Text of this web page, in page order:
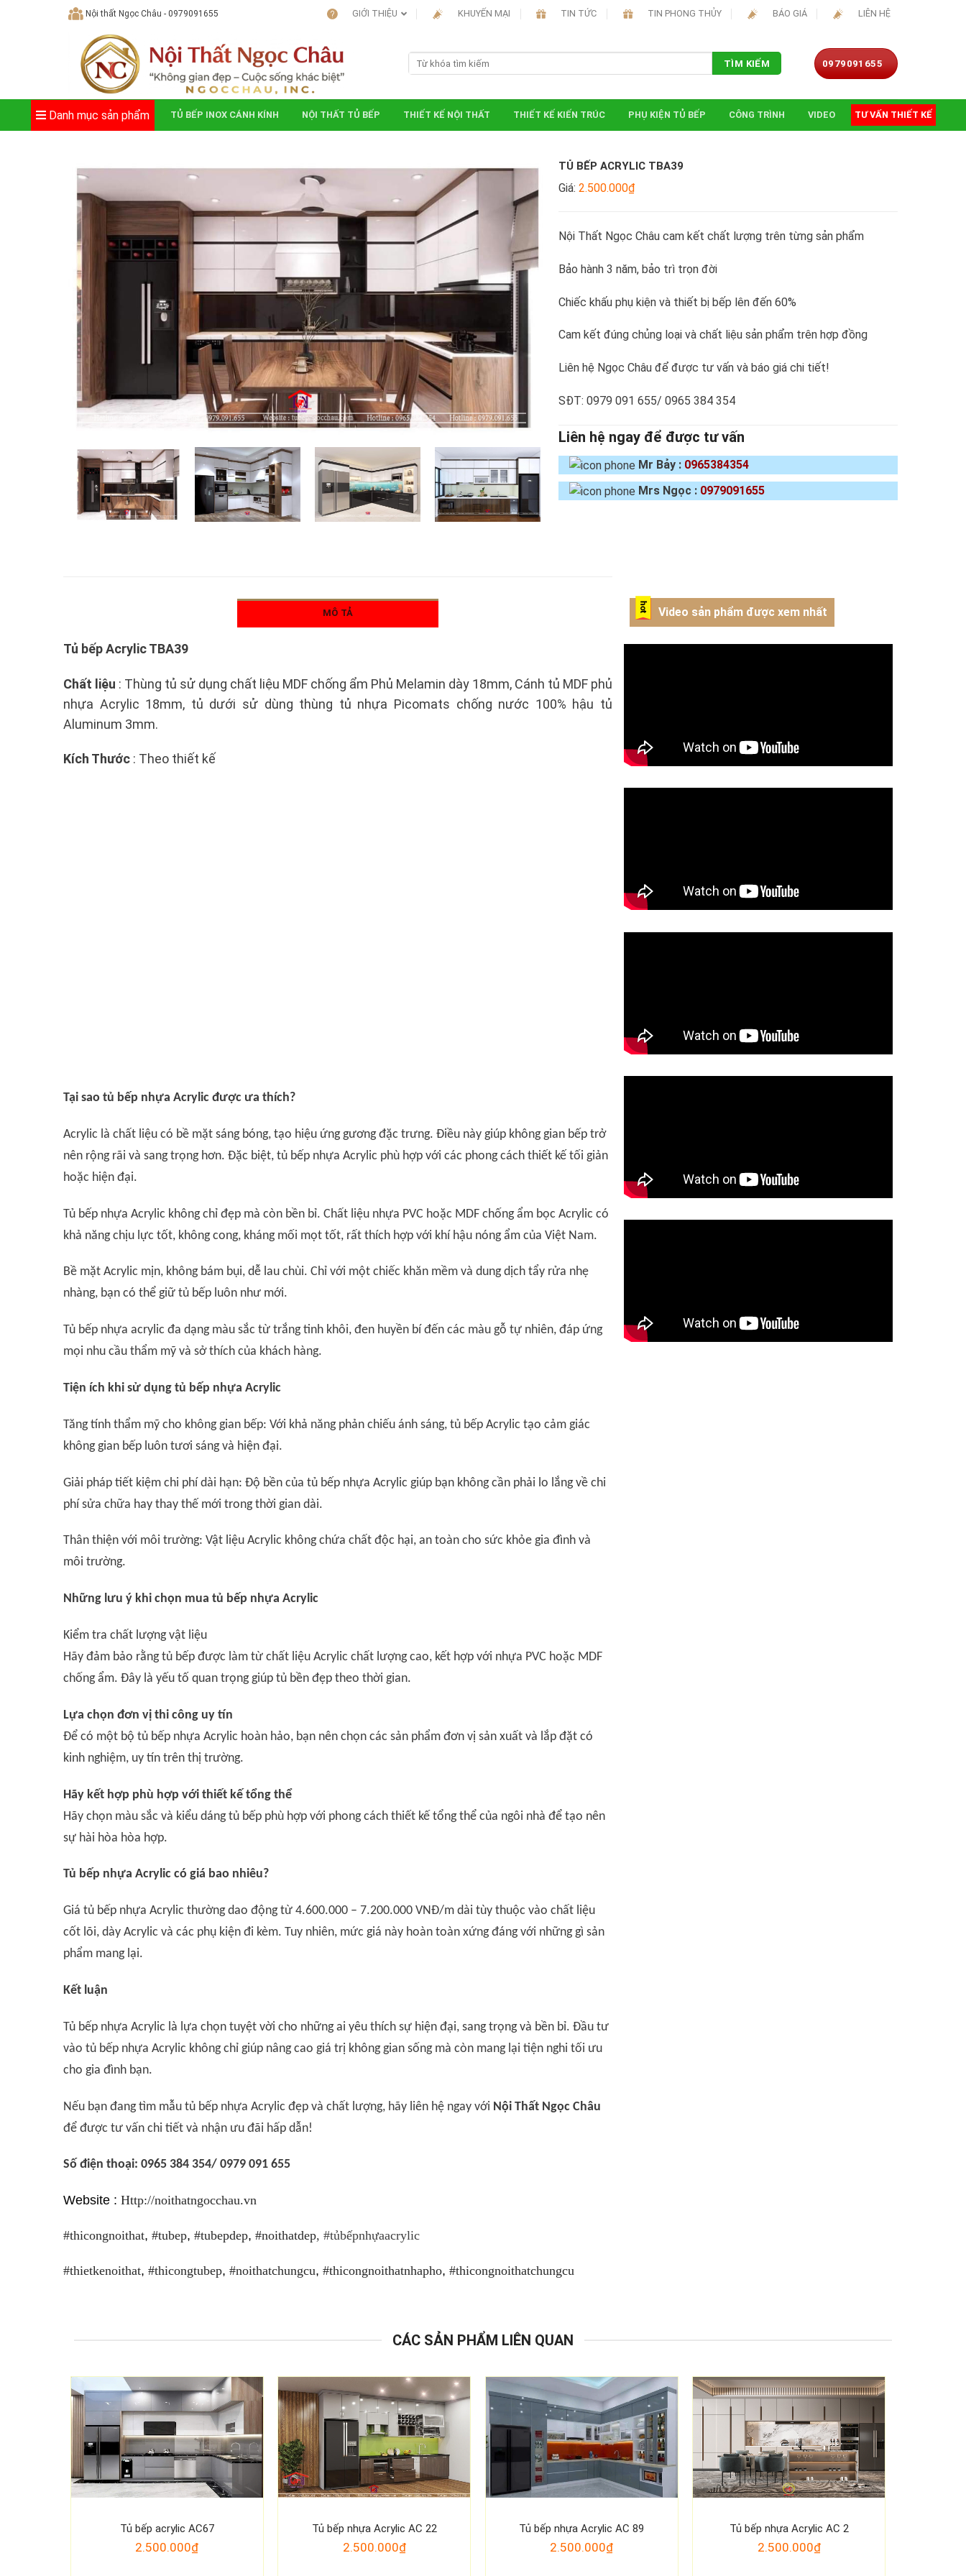
Nội thất Ngọc Châu - 0979091655 GIỚI THIỆU KHUYẾN MẠI TIN TỨC TIN PHONG THỦY BÁO GIÁ LIÊN HỆ
TÌM KIẾM 0979091655
Danh mục sản phẩm TỦ BẾP INOX CÁNH KÍNH NỘI THẤT TỦ BẾP THIẾT KẾ NỘI THẤT THIẾT KẾ KIẾN TRÚC PHỤ KIỆN TỦ BẾP CÔNG TRÌNH VIDEO TƯ VẤN THIẾT KẾ
TỦ BẾP ACRYLIC TBA39
Giá:2.500.000₫
Nội Thất Ngọc Châu cam kết chất lượng trên từng sản phẩm
Bảo hành 3 năm, bảo trì trọn đời
Chiếc khấu phụ kiện và thiết bị bếp lên đến 60%
Cam kết đúng chủng loại và chất liệu sản phẩm trên hợp đồng
Liên hệ Ngọc Châu để được tư vấn và báo giá chi tiết!
SĐT: 0979 091 655/ 0965 384 354
Liên hệ ngay để được tư vấn
Mr Bảy : 0965384354
Mrs Ngọc : 0979091655
MÔ TẢ
Tủ bếp Acrylic TBA39
Chất liệu : Thùng tủ sử dụng chất liệu MDF chống ẩm Phủ Melamin dày 18mm, Cánh tủ MDF phủ
nhựa Acrylic 18mm, tủ dưới sử dùng thùng tủ nhựa Picomats chống nước 100% hậu tủ
Aluminum 3mm.
Kích Thước : Theo thiết kế
Tại sao tủ bếp nhựa Acrylic được ưa thích?
Acrylic là chất liệu có bề mặt sáng bóng, tạo hiệu ứng gương đặc trưng. Điều này giúp không gian bếp trở
nên rộng rãi và sang trọng hơn. Đặc biệt, tủ bếp nhựa Acrylic phù hợp với các phong cách thiết kế tối giản
hoặc hiện đại.
Tủ bếp nhựa Acrylic không chỉ đẹp mà còn bền bỉ. Chất liệu nhựa PVC hoặc MDF chống ẩm bọc Acrylic có
khả năng chịu lực tốt, không cong, kháng mối mọt tốt, rất thích hợp với khí hậu nóng ẩm của Việt Nam.
Bề mặt Acrylic mịn, không bám bụi, dễ lau chùi. Chỉ với một chiếc khăn mềm và dung dịch tẩy rửa nhẹ
nhàng, bạn có thể giữ tủ bếp luôn như mới.
Tủ bếp nhựa acrylic đa dạng màu sắc từ trắng tinh khôi, đen huyền bí đến các màu gỗ tự nhiên, đáp ứng
mọi nhu cầu thẩm mỹ và sở thích của khách hàng.
Tiện ích khi sử dụng tủ bếp nhựa Acrylic
Tăng tính thẩm mỹ cho không gian bếp: Với khả năng phản chiếu ánh sáng, tủ bếp Acrylic tạo cảm giác
không gian bếp luôn tươi sáng và hiện đại.
Giải pháp tiết kiệm chi phí dài hạn: Độ bền của tủ bếp nhựa Acrylic giúp bạn không cần phải lo lắng về chi
phí sửa chữa hay thay thế mới trong thời gian dài.
Thân thiện với môi trường: Vật liệu Acrylic không chứa chất độc hại, an toàn cho sức khỏe gia đình và
môi trường.
Những lưu ý khi chọn mua tủ bếp nhựa Acrylic
Kiểm tra chất lượng vật liệu
Hãy đảm bảo rằng tủ bếp được làm từ chất liệu Acrylic chất lượng cao, kết hợp với nhựa PVC hoặc MDF
chống ẩm. Đây là yếu tố quan trọng giúp tủ bền đẹp theo thời gian.
Lựa chọn đơn vị thi công uy tín
Để có một bộ tủ bếp nhựa Acrylic hoàn hảo, bạn nên chọn các sản phẩm đơn vị sản xuất và lắp đặt có
kinh nghiệm, uy tín trên thị trường.
Hãy kết hợp phù hợp với thiết kế tổng thể
Hãy chọn màu sắc và kiểu dáng tủ bếp phù hợp với phong cách thiết kế tổng thể của ngôi nhà để tạo nên
sự hài hòa hòa hợp.
Tủ bếp nhựa Acrylic có giá bao nhiêu?
Giá tủ bếp nhựa Acrylic thường dao động từ 4.600.000 – 7.200.000 VNĐ/m dài tùy thuộc vào chất liệu
cốt lõi, dày Acrylic và các phụ kiện đi kèm. Tuy nhiên, mức giá này hoàn toàn xứng đáng với những gì sản
phẩm mang lại.
Kết luận
Tủ bếp nhựa Acrylic là lựa chọn tuyệt vời cho những ai yêu thích sự hiện đại, sang trọng và bền bỉ. Đầu tư
vào tủ bếp nhựa Acrylic không chỉ giúp nâng cao giá trị không gian sống mà còn mang lại tiện nghi tối ưu
cho gia đình bạn.
Nếu bạn đang tìm mẫu tủ bếp nhựa Acrylic đẹp và chất lượng, hãy liên hệ ngay với Nội Thất Ngọc Châu
để được tư vấn chi tiết và nhận ưu đãi hấp dẫn!
Số điện thoại: 0965 384 354/ 0979 091 655
Website : Http://noithatngocchau.vn
#thicongnoithat, #tubep, #tubepdep, #noithatdep, #tủbếpnhựaacrylic
#thietkenoithat, #thicongtubep, #noithatchungcu, #thicongnoithatnhapho, #thicongnoithatchungcu
Video sản phẩm được xem nhất
CÁC SẢN PHẨM LIÊN QUAN
Tủ bếp acrylic AC67
2.500.000₫
Tủ bếp nhựa Acrylic AC 22
2.500.000₫
Tủ bếp nhựa Acrylic AC 89
2.500.000₫
Tủ bếp nhựa Acrylic AC 2
2.500.000₫